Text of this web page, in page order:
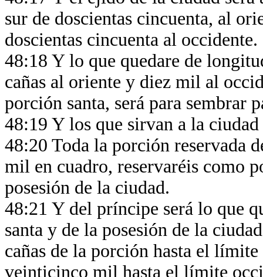
sur de doscientas cincuenta, al
doscientas cincuenta al occidente.
48:18 Y lo que quedare de
cañas al oriente y diez mil al
porción santa, será para sembrar
48:19 Y los que sirvan a la
48:20 Toda la porción reservada
mil en cuadro, reservaréis como
posesión de la ciudad.
48:21 Y del príncipe será lo que
santa y de la posesión de la
cañas de la porción hasta el
veinticinco mil hasta el límite